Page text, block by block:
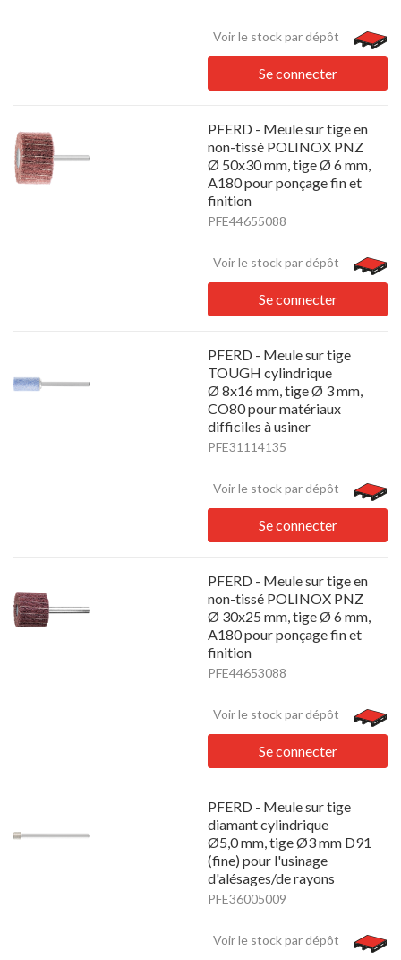
Voir le stock par dépôt
Se connecter
PFERD - Meule sur tige en
non-tissé POLINOX PNZ
Ø 50x30 mm, tige Ø 6 mm,
A180 pour ponçage fin et
finition
PFE44655088
Voir le stock par dépôt
Se connecter
PFERD - Meule sur tige
TOUGH cylindrique
Ø 8x16 mm, tige Ø 3 mm,
CO80 pour matériaux
difficiles à usiner
PFE31114135
Voir le stock par dépôt
Se connecter
PFERD - Meule sur tige en
non-tissé POLINOX PNZ
Ø 30x25 mm, tige Ø 6 mm,
A180 pour ponçage fin et
finition
PFE44653088
Voir le stock par dépôt
Se connecter
PFERD - Meule sur tige
diamant cylindrique
Ø5,0 mm, tige Ø3 mm D91
(fine) pour l'usinage
d'alésages/de rayons
PFE36005009
Voir le stock par dépôt